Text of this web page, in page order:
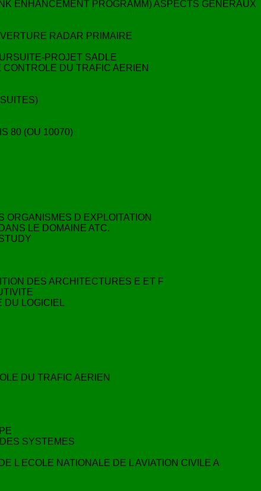
ENHANCEMENT PROGRAMM) ASPECTS GENERAUX
RADAR PRIMAIRE
PROJET SADLE
DU TRAFIC AERIEN
80 (OU 10070)
D EXPLOITATION
LE DOMAINE ATC.
DES ARCHITECTURES E ET F
DU LOGICIEL
DU TRAFIC AERIEN
SYSTEMES
L ECOLE NATIONALE DE L AVIATION CIVILE A